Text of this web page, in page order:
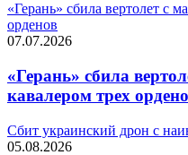
«Герань» сбила вертолет с
орденов
07.07.2026
«Герань» сбила
кавалером трех
Сбит украинский дрон с
05.08.2026